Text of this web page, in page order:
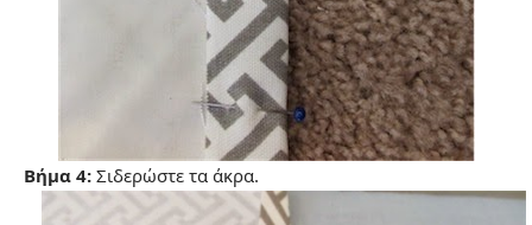
Βήμα 4: Σιδερώστε τα άκρα.